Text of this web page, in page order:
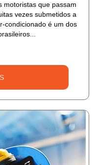
motoristas que passam
vezes submetidos a
condicionado é um dos